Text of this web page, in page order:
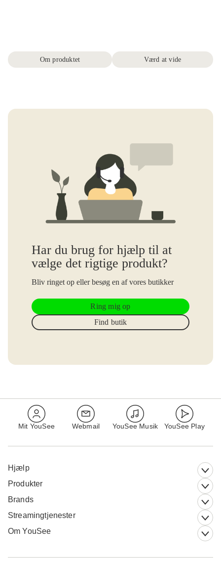
Om produktet Værd at vide
Har du brug for hjælp til at
vælge det rigtige produkt?
Bliv ringet op eller besøg en af vores butikker
Ring mig op
Find butik
Mit YouSee Webmail YouSee Musik YouSee Play
Hjælp
Produkter
Brands
Streamingtjenester
Om YouSee